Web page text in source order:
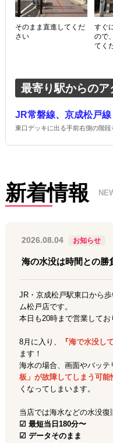
そのまま直進してくだ
さい
すぐ
ので
てく
最寄り駅からのア
JR常磐線、京成松戸
東口デッキに出る手前右側の階
新着情報
2026.08.04 お知らせ
海の水没は時間との勝
JR・京成松戸駅東口から
ム松戸店です。
本日も20時まで営業してお
8月に入り、 『海で水没し
ます！
海水の場合、画面やバッテ
板」が故障してしまう可能
くなってしまいます。
当店では海水などの水没復
☑︎ 最短当日180分〜
☑︎ データそのまま